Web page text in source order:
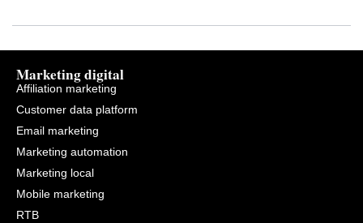
Marketing digital
Affiliation marketing
Customer data platform
Email marketing
Marketing automation
Marketing local
Mobile marketing
RTB